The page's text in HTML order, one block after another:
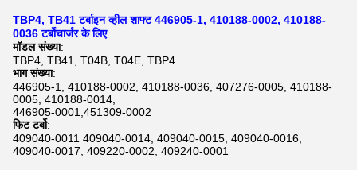
TBP4, TB41 टर्बाइन व्हील शाफ्ट 446905-1, 410188-0002, 410188-
0036 टर्बोचार्जर के लिए
मॉडल संख्या:
TBP4, TB41, T04B, T04E, TBP4
भाग संख्या:
446905-1, 410188-0002, 410188-0036, 407276-0005, 410188-
0005, 410188-0014,
446905-0001,451309-0002
फिट टर्बो:
409040-0011 409040-0014, 409040-0015, 409040-0016,
409040-0017, 409220-0002, 409240-0001